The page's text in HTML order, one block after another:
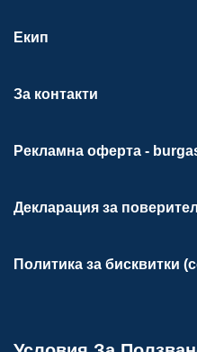
Екип
За контакти
Рекламна оферта -
Декларация за
Политика за бисквитки